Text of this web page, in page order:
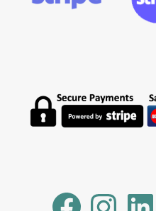
FacebookInstagram